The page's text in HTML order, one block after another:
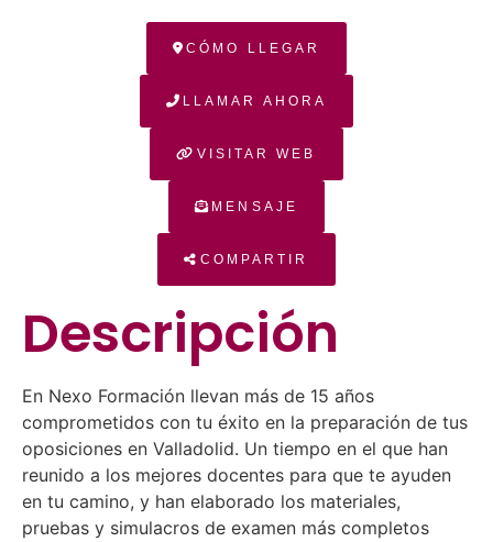
CÓMO LLEGAR
LLAMAR AHORA
VISITAR WEB
MENSAJE
COMPARTIR
Descripción
En Nexo Formación llevan más de 15 años
comprometidos con tu éxito en la preparación de tus
oposiciones en Valladolid. Un tiempo en el que han
reunido a los mejores docentes para que te ayuden
en tu camino, y han elaborado los materiales,
pruebas y simulacros de examen más completos